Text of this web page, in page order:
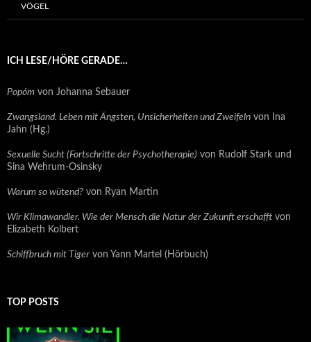
VÖGEL
ICH LESE/HÖRE GERADE…
Popóm von Johanna Sebauer
Zwangsland. Leben mit Ängsten, Unsicherheiten und Zweifeln von Ina
Jahn (Hg.)
Sexuelle Sucht (Fortschritte der Psychotherapie) von Rudolf Stark und
Sina Wehrum-Osinsky
Warum so wütend? von Ryan Martin
Wir Klimawandler. Wie der Mensch die Natur der Zukunft erschafft von
Elizabeth Kolbert
Schiffbruch mit Tiger von Yann Martel (Hörbuch)
TOP POSTS